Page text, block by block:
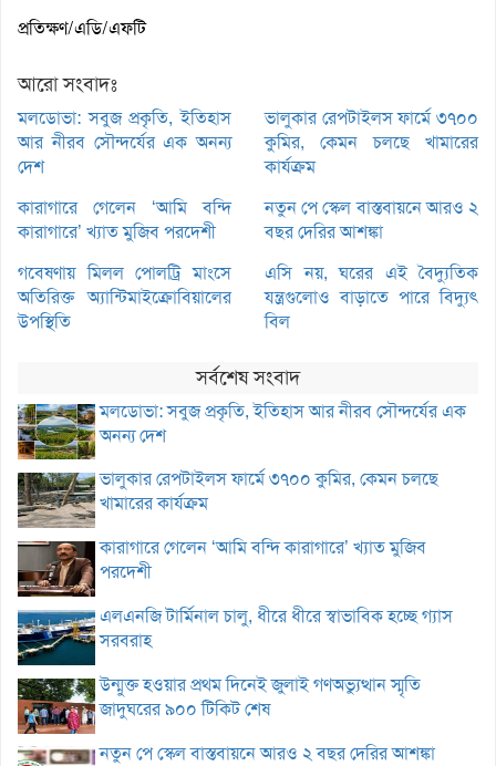
প্রতিক্ষণ/এডি/এফটি
আরো সংবাদঃ
মলডোভা: সবুজ প্রকৃতি, ইতিহাস
আর নীরব সৌন্দর্যের এক অনন্য
দেশ
ভালুকার রেপটাইলস ফার্মে ৩৭০০
কুমির, কেমন চলছে খামারের
কার্যক্রম
কারাগারে গেলেন ‘আমি বন্দি
কারাগারে’ খ্যাত মুজিব পরদেশী
নতুন পে স্কেল বাস্তবায়নে আরও ২
বছর দেরির আশঙ্কা
গবেষণায় মিলল পোলট্রি মাংসে
অতিরিক্ত অ্যান্টিমাইক্রোবিয়ালের
উপস্থিতি
এসি নয়, ঘরের এই বৈদ্যুতিক
যন্ত্রগুলোও বাড়াতে পারে বিদ্যুৎ
বিল
সর্বশেষ সংবাদ
মলডোভা: সবুজ প্রকৃতি, ইতিহাস আর নীরব সৌন্দর্যের এক
অনন্য দেশ
ভালুকার রেপটাইলস ফার্মে ৩৭০০ কুমির, কেমন চলছে
খামারের কার্যক্রম
কারাগারে গেলেন ‘আমি বন্দি কারাগারে’ খ্যাত মুজিব
পরদেশী
এলএনজি টার্মিনাল চালু, ধীরে ধীরে স্বাভাবিক হচ্ছে গ্যাস
সরবরাহ
উন্মুক্ত হওয়ার প্রথম দিনেই জুলাই গণঅভ্যুত্থান স্মৃতি
জাদুঘরের ৯০০ টিকিট শেষ
নতুন পে স্কেল বাস্তবায়নে আরও ২ বছর দেরির আশঙ্কা